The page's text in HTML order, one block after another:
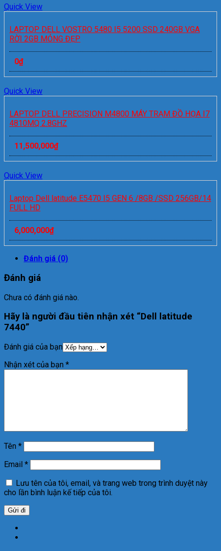
Quick View
LAPTOP DELL VOSTRO 5480 I5 5200 SSD 240GB VGA
RỜI 2GB MỎNG ĐẸP
0₫
Quick View
LAPTOP DELL PRECISION M4800 MÁY TRẠM ĐỒ HỌA I7
4810MQ 2.8GHZ
11,500,000₫
Quick View
Laptop Dell latitude E5470 I5 GEN 6 /8GB /SSD 256GB/14
FULL HD
6,000,000₫
Đánh giá (0)
Đánh giá
Chưa có đánh giá nào.
Hãy là người đầu tiên nhận xét “Dell latitude
7440”
Đánh giá của bạn
Nhận xét của bạn *
Tên *
Email *
Lưu tên của tôi, email, và trang web trong trình duyệt này
cho lần bình luận kế tiếp của tôi.